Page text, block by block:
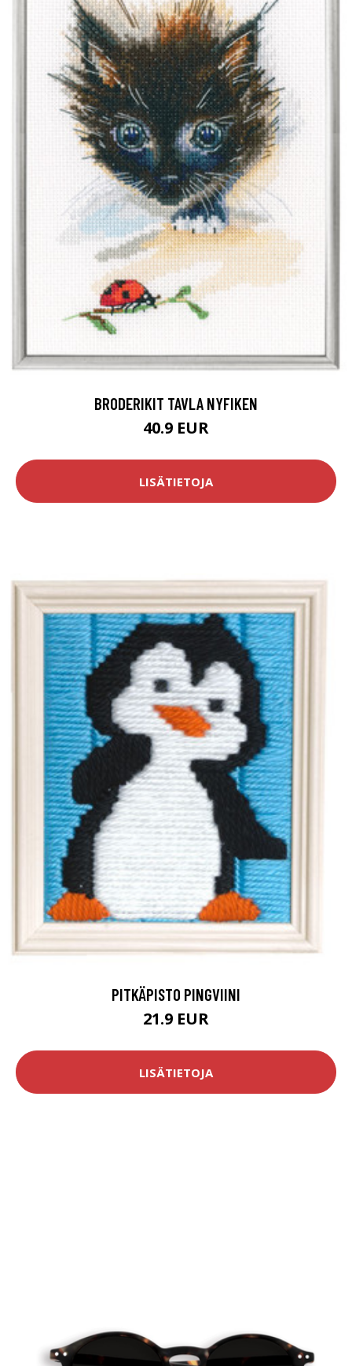
BRODERIKIT TAVLA NYFIKEN
40.9 EUR
LISÄTIETOJA
PITKÄPISTO PINGVIINI
21.9 EUR
LISÄTIETOJA